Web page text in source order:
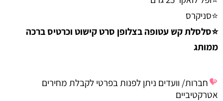
⭐סניקרס
⭐סלסלת קש עטופה בצלופן סרט קישוט וכרטיס ברכה
ממותג
חברות/ וועדים ניתן לפנות בפרטי לקבלת מחירים
אטרקטיביים